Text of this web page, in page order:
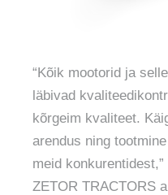
“Kõik mootorid ja
läbivad
kõrgeim kvaliteet.
arendus ning
meid
ZETOR TRACTORS